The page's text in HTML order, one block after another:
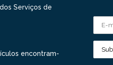
Serviços de
encontram-